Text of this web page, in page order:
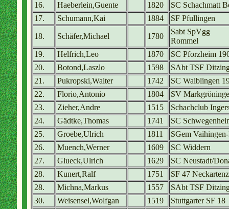
16.
Haeberlein,Guente 1820
SC Schachmatt
17.
Schumann,Kai 1884 SF Pfullingen
18. Schäfer,Michael 1780
Sabt SpVgg
Rommel
19.
Helfrich,Leo 1870
SC Pforzheim
20.
Botond,Laszlo 1598
SAbt TSF
21.
Pukropski,Walter 1742
SC Waiblingen
22.
Florio,Antonio 1804
SV
23.
Zieher,Andre 1515
Schachclub
24.
Gädtke,Thomas 1741
SC
25.
Groebe,Ulrich 1811
SGem
26.
Muench,Werner 1609
SC Widdern
27.
Glueck,Ulrich 1629
SC Neustadt/
28.
Kunert,Ralf 1751
SF 47
28.
Michna,Markus 1557
SAbt TSF
30.
Weisensel,Wolfgan 1519
Stuttgarter SF 18